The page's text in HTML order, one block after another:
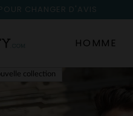
CHANGER D'AVIS
HOMME
collection